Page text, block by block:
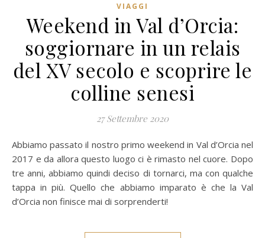
VIAGGI
Weekend in Val d’Orcia:
soggiornare in un relais
del XV secolo e scoprire le
colline senesi
27 Settembre 2020
Abbiamo passato il nostro primo weekend in Val d’Orcia nel
2017 e da allora questo luogo ci è rimasto nel cuore. Dopo
tre anni, abbiamo quindi deciso di tornarci, ma con qualche
tappa in più. Quello che abbiamo imparato è che la Val
d’Orcia non finisce mai di sorprenderti!